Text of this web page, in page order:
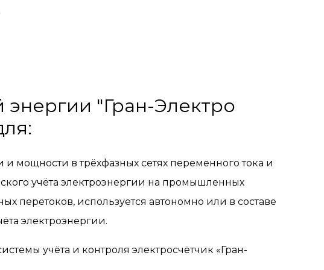
энергии "Гран-Электро
мощности в трёхфазных сетях переменного тока и
учёта электроэнергии на промышленных
перетоков, используется автономно или в составе
электроэнергии.
учёта и контроля электросчётчик «Гран-